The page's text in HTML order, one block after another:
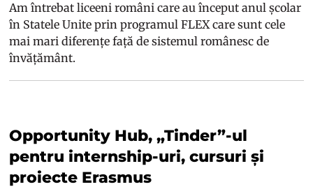
Am întrebat liceeni români care au început anul școlar
în Statele Unite prin programul FLEX care sunt cele
mai mari diferențe față de sistemul românesc de
învățământ.
Opportunity Hub, „Tinder”-ul
pentru internship-uri, cursuri și
proiecte Erasmus